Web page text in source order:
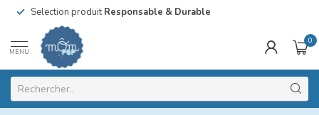
Selection produitResponsable & Durable
MENU
0